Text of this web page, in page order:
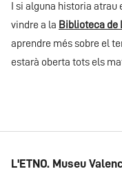
I si alguna historia
vindre a la Biblioteca de
aprendre més sobre el
estarà oberta tots els
L'ETNO. Museu